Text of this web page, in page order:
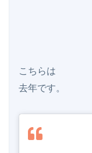
こちらは
去年です。